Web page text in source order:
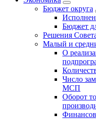
Бюджет округa
Бюджет
Решения
Малый и
О
Число
МСП
Оборот